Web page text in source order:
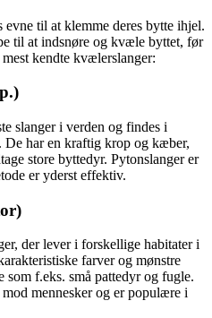
til at klemme deres bytte ihjel.
til at indsnøre og kvæle byttet, før
kendte kvælerslanger:
slanger i verden og findes i
De har en kraftig krop og kæber,
store byttedyr. Pytonslanger er
er yderst effektiv.
der lever i forskellige habitater i
farver og mønstre
f.eks. små pattedyr og fugle.
mennesker og er populære i